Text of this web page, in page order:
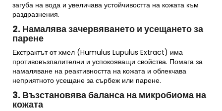
загуба на вода и увеличава устойчивостта на кожата към
раздразнения.
2. Намалява зачервяването и усещането за
парене
Екстрактът от хмел (Humulus Lupulus Extract) има
противовъзпалителни и успокояващи свойства. Помага за
намаляване на реактивността на кожата и облекчава
неприятното усещане за сърбеж или парене.
3. Възстановява баланса на микробиома на
кожата